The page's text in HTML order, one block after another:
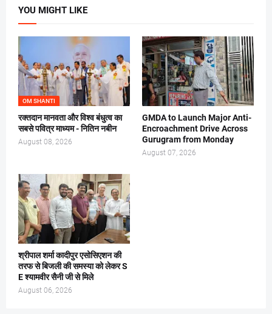
YOU MIGHT LIKE
OM SHANTI
रक्तदान मानवता और विश्व बंधुत्व का
सबसे पवित्र माध्यम - नितिन नबीन
August 08, 2026
GMDA to Launch Major Anti-
Encroachment Drive Across
Gurugram from Monday
August 07, 2026
श्रीपाल शर्मा कादीपुर एसोसिएशन की
तरफ से बिजली की समस्या को लेकर S
E श्यामवीर सैनी जी से मिले
August 06, 2026